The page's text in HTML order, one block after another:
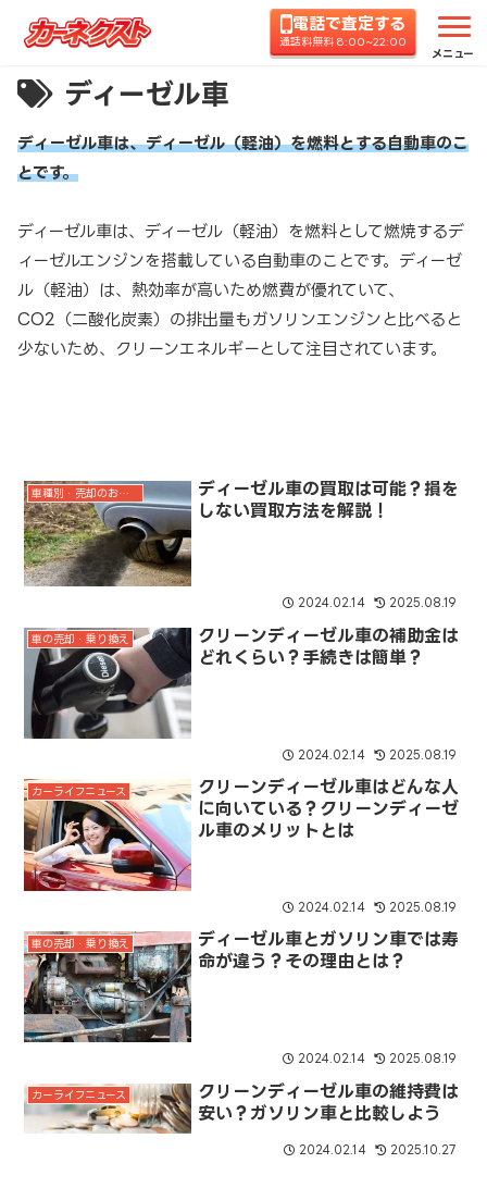
電話で査定する
通話料無料 8:00~22:00
メニュー
ディーゼル車
ディーゼル車は、ディーゼル（軽油）を燃料とする自動車のこ
とです。
ディーゼル車は、ディーゼル（軽油）を燃料として燃焼するデ
ィーゼルエンジンを搭載している自動車のことです。ディーゼ
ル（軽油）は、熱効率が高いため燃費が優れていて、
CO2（二酸化炭素）の排出量もガソリンエンジンと比べると
少ないため、クリーンエネルギーとして注目されています。
車種別・売却のお得情報
ディーゼル車の買取は可能？損を
しない買取方法を解説！
2024.02.14 2025.08.19
車の売却・乗り換え
クリーンディーゼル車の補助金は
どれくらい？手続きは簡単？
2024.02.14 2025.08.19
カーライフニュース
クリーンディーゼル車はどんな人
に向いている？クリーンディーゼ
ル車のメリットとは
2024.02.14 2025.08.19
車の売却・乗り換え
ディーゼル車とガソリン車では寿
命が違う？その理由とは？
2024.02.14 2025.08.19
カーライフニュース
クリーンディーゼル車の維持費は
安い？ガソリン車と比較しよう
2024.02.14 2025.10.27